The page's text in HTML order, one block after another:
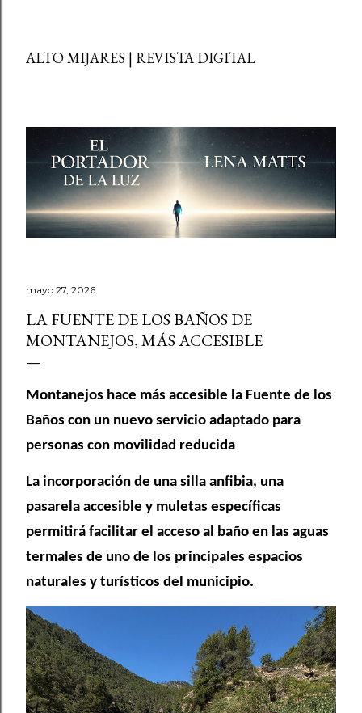
ALTO MIJARES | REVISTA DIGITAL
mayo 27, 2026
LA FUENTE DE LOS BAÑOS DE
MONTANEJOS, MÁS ACCESIBLE
Montanejos hace más accesible la Fuente de los
Baños con un nuevo servicio adaptado para
personas con movilidad reducida
La incorporación de una silla anfibia, una
pasarela accesible y muletas específicas
permitirá facilitar el acceso al baño en las aguas
termales de uno de los principales espacios
naturales y turísticos del municipio.